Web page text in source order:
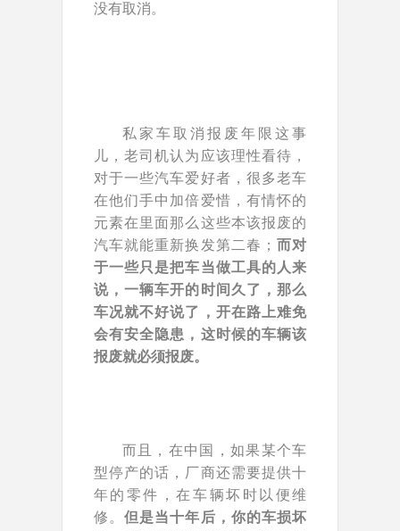
没有取消。
私家车取消报废年限这事
儿，老司机认为应该理性看待，
对于一些汽车爱好者，很多老车
在他们手中加倍爱惜，有情怀的
元素在里面那么这些本该报废的
汽车就能重新换发第二春； 而对
于一些只是把车当做工具的人来
说，一辆车开的时间久了，那么
车况就不好说了，开在路上难免
会有安全隐患，这时候的车辆该
报废就必须报废。
而且，在中国，如果某个车
型停产的话，厂商还需要提供十
年的零件，在车辆坏时以便维
修。 但是当十年后，你的车损坏